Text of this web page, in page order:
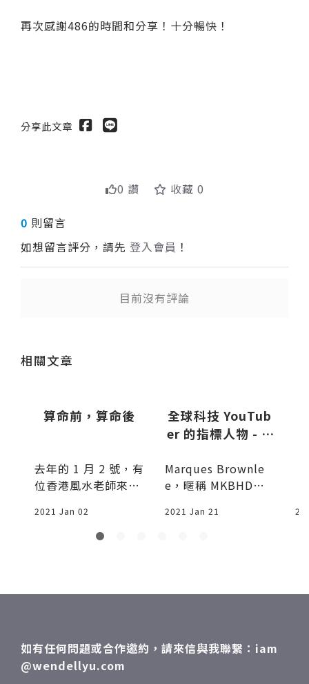
再次感謝486的時間和分享！十分暢快！
分享此文章
0 讚 收藏 0
0 則留言
如想留言評分，請先 登入會員 ！
目前沒有評論
相關文章
算命前，算命後
去年的 1 月 2 號，有
位香港風水老師來住
師父在疫情前每年都
會來台灣"工作"
2021 Jan 02
全球科技 YouTub
er 的指標人物 - M
Marques Brownle
e，暱稱 MKBHD，
YouTuber，頻
2021 Jan 21
如有任何問題或合作邀約，請來信與我聯繫：iam
@wendellyu.com